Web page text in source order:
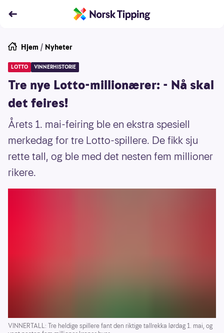
Hjem / Nyheter
LOTTO VINNERHISTORIE
Tre nye Lotto-millionærer: - Nå skal
det feires!
Årets 1. mai-feiring ble en ekstra spesiell
merkedag for tre Lotto-spillere. De fikk sju
rette tall, og ble med det nesten fem millioner
rikere.
VINNERTALL: Tre heldige spillere fant den riktige tallrekka lørdag 1. mai, og